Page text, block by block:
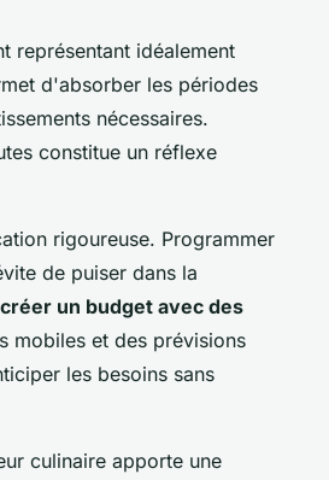
représentant idéalement
d'absorber les périodes
nécessaires.
constitue un réflexe
rigoureuse. Programmer
de puiser dans la
créer un budget avec des
mobiles et des prévisions
les besoins sans
culinaire apporte une